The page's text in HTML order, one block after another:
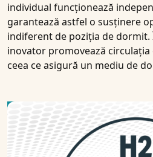
individual funcționează
garantează astfel o susținere
indiferent de poziția de dormit.
inovator promovează circulația
ceea ce asigură un mediu de